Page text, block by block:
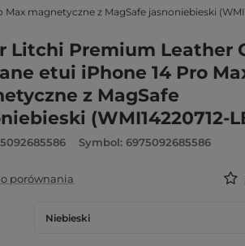
magnetyczne z MagSafe jasnoniebieski
Litchi Premium Leather
etui iPhone 14 Pro
z MagSafe
(WMI14220712-
Symbol: 6975092685586
porównania
Niebieski